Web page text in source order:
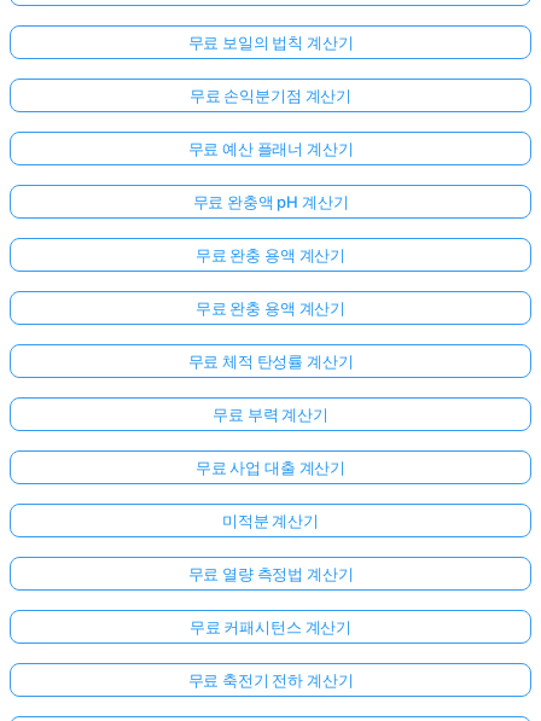
무료 보일의 법칙 계산기
무료 손익분기점 계산기
무료 예산 플래너 계산기
무료 완충액 pH 계산기
무료 완충 용액 계산기
무료 완충 용액 계산기
무료 체적 탄성률 계산기
무료 부력 계산기
무료 사업 대출 계산기
미적분 계산기
무료 열량 측정법 계산기
무료 커패시턴스 계산기
무료 축전기 전하 계산기